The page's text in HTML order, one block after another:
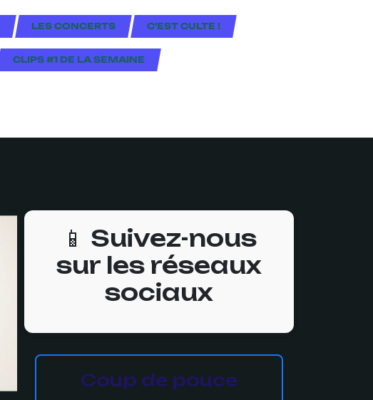
LES CONCERTS C'EST CULTE !
CLIPS #1 DE LA SEMAINE
📱 Suivez-nous
sur les réseaux
sociaux
Coup de pouce